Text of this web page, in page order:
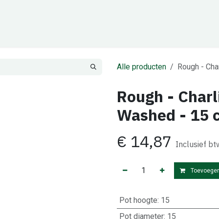
Alle producten Rough -
Rough -
Washed - 15
€ 14,87 Inclusief
Pot hoogte: 15
Pot diameter: 15